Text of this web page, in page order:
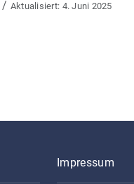
/ 4. Juni 2025
Impressum